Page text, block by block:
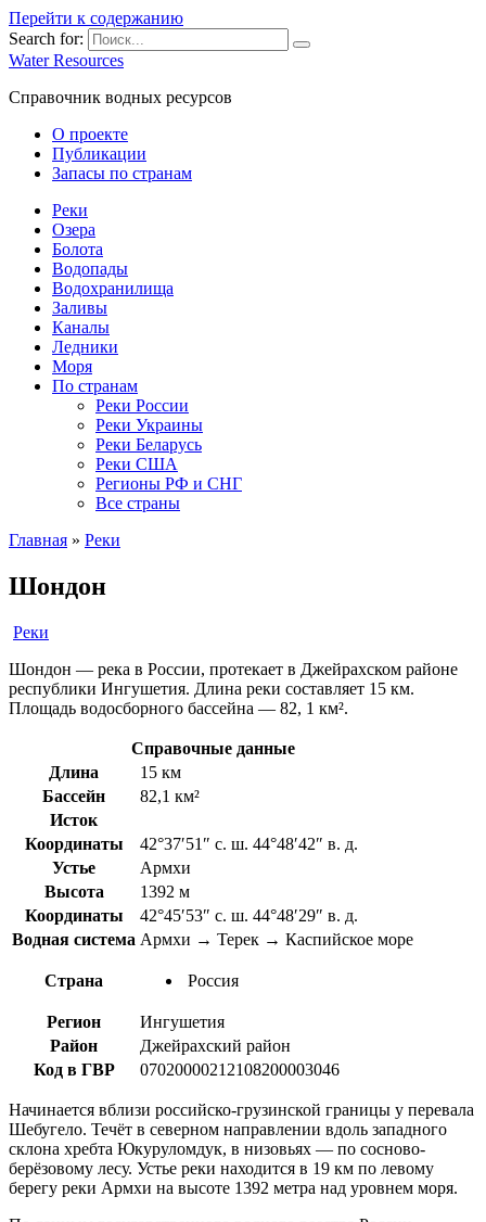
Перейти к содержанию
Search for:
Water Resources
Справочник водных ресурсов
О проекте
Публикации
Запасы по странам
Реки
Озера
Болота
Водопады
Водохранилища
Заливы
Каналы
Ледники
Моря
По странам
Реки России
Реки Украины
Реки Беларусь
Реки США
Регионы РФ и СНГ
Все страны
Главная » Реки
Шондон
Реки
Шондон — река в России, протекает в Джейрахском районе
республики Ингушетия. Длина реки составляет 15 км.
Площадь водосборного бассейна — 82, 1 км².
Справочные данные
Длина
15 км
Бассейн
82,1 км²
Исток
Координаты
42°37′51″ с. ш. 44°48′42″ в. д.
Устье
Армхи
Высота
1392 м
Координаты
42°45′53″ с. ш. 44°48′29″ в. д.
Водная система Армхи → Терек → Каспийское море
Страна Россия
Регион
Ингушетия
Район
Джейрахский район
Код в ГВР
07020000212108200003046
Начинается вблизи российско-грузинской границы у перевала
Шебугело. Течёт в северном направлении вдоль западного
склона хребта Юкуруломдук, в низовьях — по сосново-
берёзовому лесу. Устье реки находится в 19 км по левому
берегу реки Армхи на высоте 1392 метра над уровнем моря.